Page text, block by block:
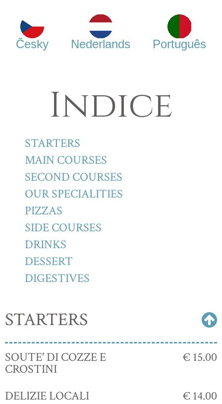
Česky Nederlands Português
Indice
STARTERS
MAIN COURSES
SECOND COURSES
OUR SPECIALITIES
PIZZAS
SIDE COURSES
DRINKS
DESSERT
DIGESTIVES
STARTERS
SOUTE' DI COZZE E
CROSTINI
€ 15.00
DELIZIE LOCALI
€ 14.00